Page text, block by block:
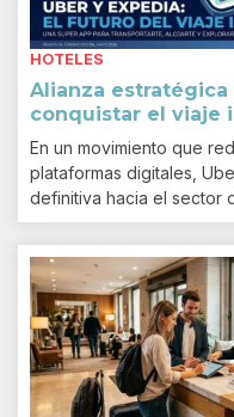
HOTELES
Alianza estratégica
conquistar el viaje
En un movimiento que
plataformas digitales,
definitiva hacia el sector